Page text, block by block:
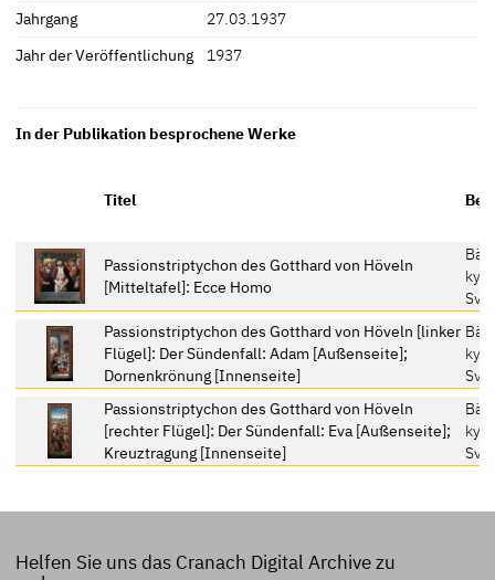
Jahrgang
27.03.1937
Jahr der Veröffentlichung
1937
In der Publikation besprochene Werke
Titel
Passionstriptychon des Gotthard von Höveln
[Mitteltafel]: Ecce Homo
Passionstriptychon des Gotthard von Höveln [linker
Flügel]: Der Sündenfall: Adam [Außenseite];
Dornenkrönung [Innenseite]
Passionstriptychon des Gotthard von Höveln
[rechter Flügel]: Der Sündenfall: Eva [Außenseite];
Kreuztragung [Innenseite]
Helfen Sie uns das Cranach Digital Archive zu